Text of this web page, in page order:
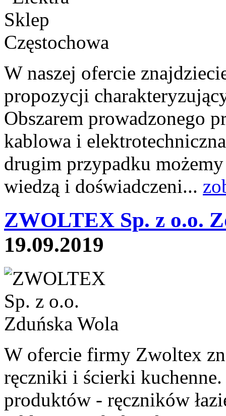
W naszej ofercie
propozycji
Obszarem prowadzonego
kablowa i
drugim przypadku
wiedzą i doświadczeni...
ZWOLTEX Sp. z o.o.
19.09.2019
W ofercie firmy Zwoltex
ręczniki i ścierki
produktów - ręczników